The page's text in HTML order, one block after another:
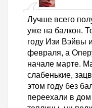
Лучше всего
уже на балкон.
году Изи Вэйвы
февраля, а
начале марте.
слабенькие,
этом году без
переехали в